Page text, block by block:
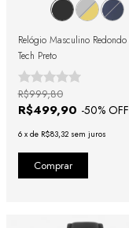
Relógio Masculino
Tech Preto
R$499,90 -50% OFF
R$999,80
6 x de R$83,32 sem juros